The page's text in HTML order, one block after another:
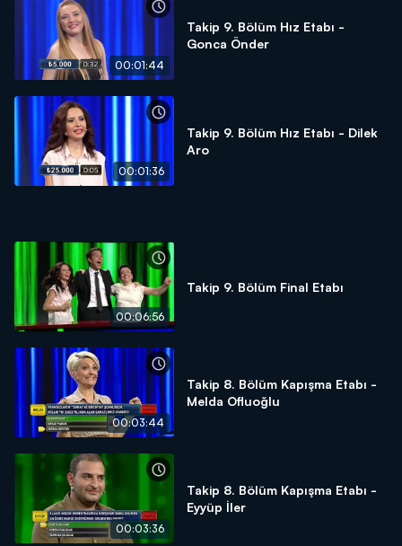
00:01:44
Takip 9. Bölüm Hız Etabı -
Gonca Önder
00:01:36
Takip 9. Bölüm Hız Etabı - Dilek
Aro
00:06:56
Takip 9. Bölüm Final Etabı
00:03:44
Takip 8. Bölüm Kapışma Etabı -
Melda Ofluoğlu
00:03:36
Takip 8. Bölüm Kapışma Etabı -
Eyyüp İler